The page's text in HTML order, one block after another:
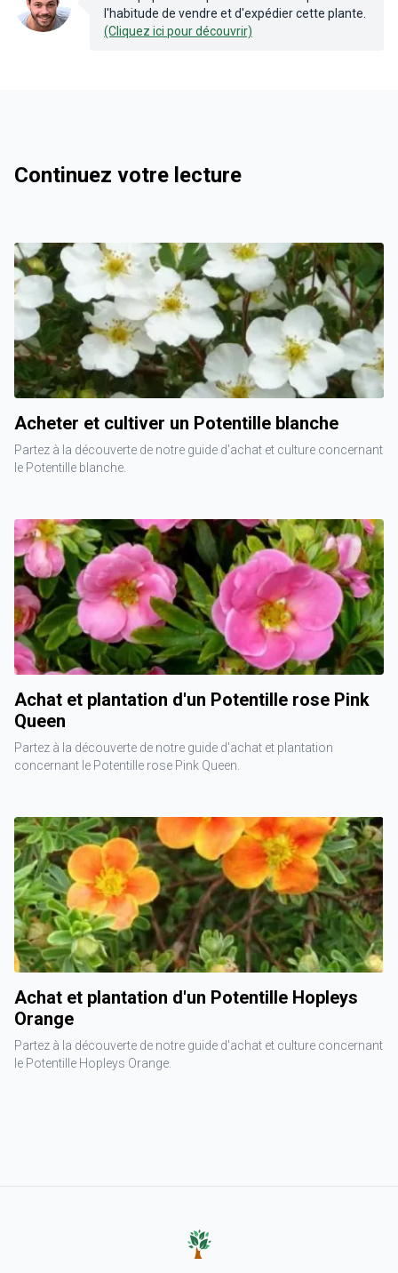
l'habitude de vendre et d'expédier cette plante.
(Cliquez ici pour découvrir)
Continuez votre lecture
Acheter et cultiver un Potentille blanche
Partez à la découverte de notre guide d'achat et culture concernant
le Potentille blanche.
Achat et plantation d'un Potentille rose Pink
Queen
Partez à la découverte de notre guide d'achat et plantation
concernant le Potentille rose Pink Queen.
Achat et plantation d'un Potentille Hopleys
Orange
Partez à la découverte de notre guide d'achat et culture concernant
le Potentille Hopleys Orange.